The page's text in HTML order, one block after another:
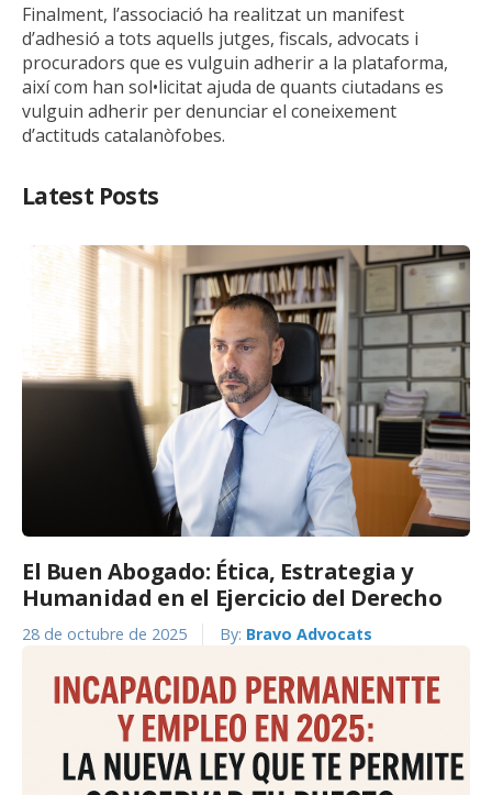
Finalment, l’associació ha realitzat un manifest
d’adhesió a tots aquells jutges, fiscals, advocats i
procuradors que es vulguin adherir a la plataforma,
així com han sol•licitat ajuda de quants ciutadans es
vulguin adherir per denunciar el coneixement
d’actituds catalanòfobes.
Latest Posts
El Buen Abogado: Ética, Estrategia y
Humanidad en el Ejercicio del Derecho
28 de octubre de 2025 By: Bravo Advocats